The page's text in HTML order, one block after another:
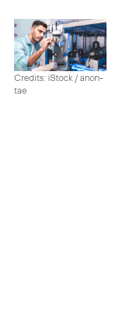
Credits: iStock / anon-
tae